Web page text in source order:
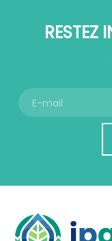
RESTEZ